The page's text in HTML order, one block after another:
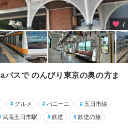
7
スで のんびり東京の奥の方ま
# グルメ # パニーニ #五日市線
武蔵五日市駅 #鉄道 #鉄道の旅